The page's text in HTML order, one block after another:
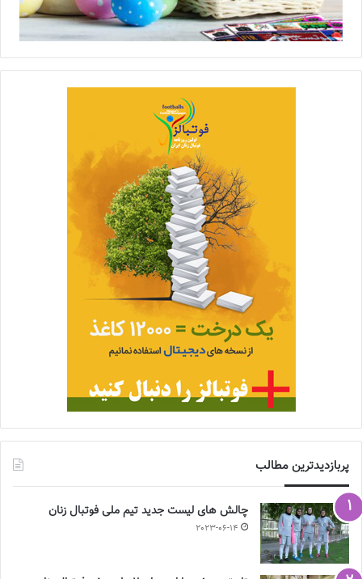
پربازدیدترین مطالب
چالش هاى ليست جدید تيم ملى فوتبال زنان
2023-06-14